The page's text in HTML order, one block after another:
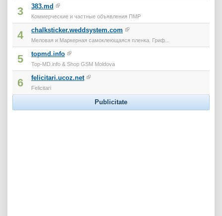
3 383.md
Коммерческие и частные объявления ПМР
4 chalksticker.weddsystem.com
Меловая и Маркерная самоклеющаяся пленка. Гриф...
5 topmd.info
Top-MD.info & Shop GSM Moldova
6 felicitari.ucoz.net
Felicitari
Publicitate